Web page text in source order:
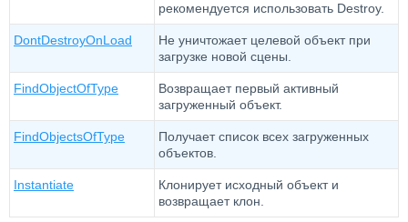
рекомендуется использовать Destroy.
DontDestroyOnLoad
Не уничтожает целевой объект при
загрузке новой сцены.
FindObjectOfType
Возвращает первый активный
загруженный объект.
FindObjectsOfType
Получает список всех загруженных
объектов.
Instantiate
Клонирует исходный объект и
возвращает клон.